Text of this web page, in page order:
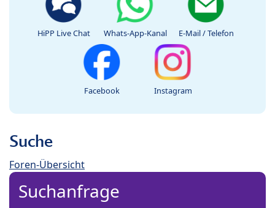
HiPP Live Chat Whats-App-Kanal E-Mail / Telefon
Facebook Instagram
Suche
Foren-Übersicht
Suchanfrage